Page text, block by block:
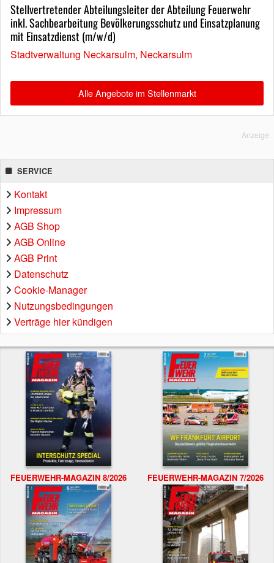
Stellvertretender Abteilungsleiter der Abteilung Feuerwehr
inkl. Sachbearbeitung Bevölkerungsschutz und Einsatzplanung
mit Einsatzdienst (m/w/d)
Stadtverwaltung Neckarsulm, Neckarsulm
Alle Angebote im Stellenmarkt
Anzeige
SERVICE
Kontakt
Impressum
AGB Shop
AGB Online
AGB Print
Datenschutz
Cookie-Manager
Nutzungsbedingungen
Verträge hier kündigen
FEUERWEHR-MAGAZIN 8/2026 FEUERWEHR-MAGAZIN 7/2026